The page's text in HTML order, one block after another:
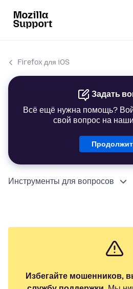
Firefox для iOS
Задать
Всё ещё нужна помощь?
свой вопрос на
Инструменты для вопросов
Избегайте мошенников,